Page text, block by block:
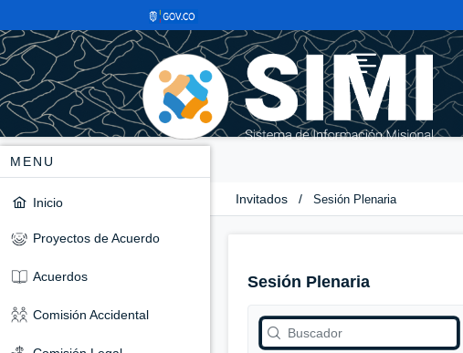
MENU
Inicio
Proyectos de Acuerdo
Acuerdos
Comisión Accidental
Invitados / Sesión Plenaria
Sesión Plenaria